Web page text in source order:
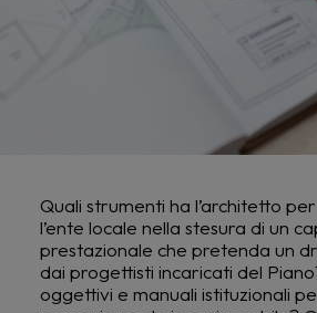
Quali strumenti ha l’architetto
l’ente locale nella stesura di un
prestazionale che pretenda un
dai progettisti incaricati del
oggettivi e manuali istituzionali